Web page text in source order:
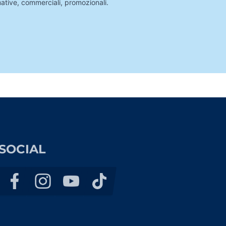
commerciali, promozionali.